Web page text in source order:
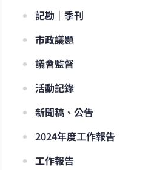
記勘｜季刊
市政議題
議會監督
活動記錄
新聞稿、公告
2024年度工作報告
工作報告